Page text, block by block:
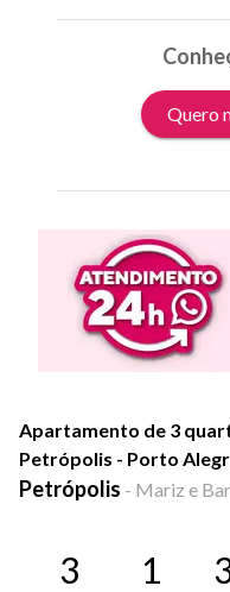
Quero
Apartamento de 3
Petrópolis - Porto
Petrópolis - Mariz e
3 1